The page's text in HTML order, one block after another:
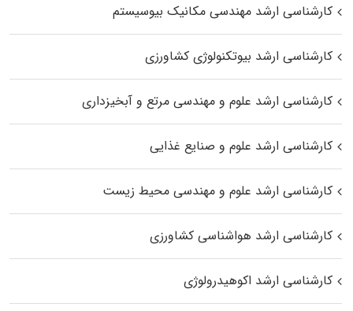
کارشناسی ارشد مهندسی مکانیک بیوسیستم
کارشناسی ارشد بیوتکنولوژی کشاورزی
کارشناسی ارشد علوم و مهندسی مرتع و آبخیزداری
کارشناسی ارشد علوم و صنایع غذایی
کارشناسی ارشد علوم و مهندسی محیط زیست
کارشناسی ارشد هواشناسی کشاورزی
کارشناسی ارشد اکوهیدرولوژی